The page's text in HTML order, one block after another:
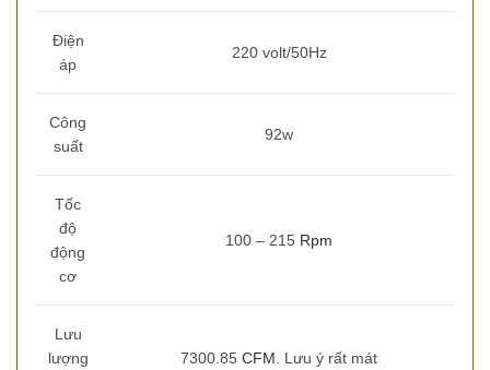
Điện
áp
220 volt/50Hz
Công
suất
92w
Tốc
độ
động
cơ
100 – 215 Rpm
Lưu
lượng
7300.85 CFM. Lưu ý rất mát